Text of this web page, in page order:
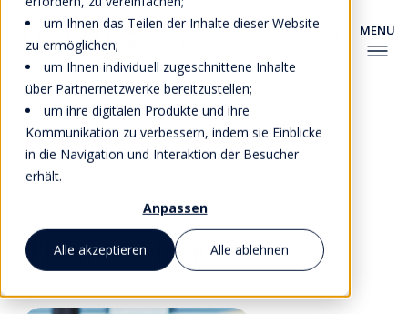
um Ihnen das Teilen der Inhalte dieser Website
zu ermöglichen;
um Ihnen individuell zugeschnittene Inhalte
über Partnernetzwerke bereitzustellen;
um ihre digitalen Produkte und ihre
Kommunikation zu verbessern, indem sie Einblicke
in die Navigation und Interaktion der Besucher
erhält.
Anpassen
Alle akzeptieren Alle ablehnen
Zurück zu Fakultät
Thomas Marie